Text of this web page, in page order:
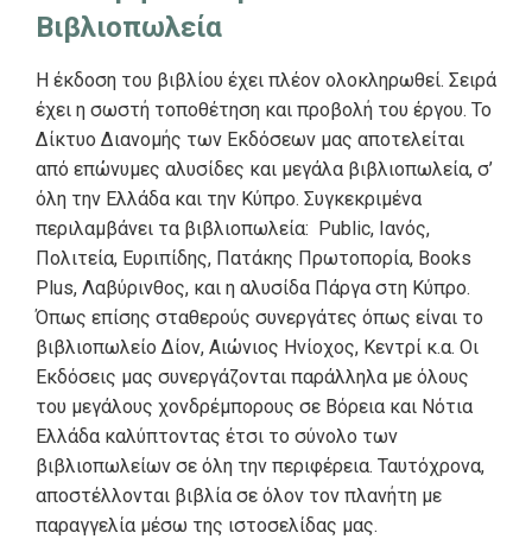
Βιβλιοπωλεία
Η έκδοση του βιβλίου έχει πλέον ολοκληρωθεί. Σειρά
έχει η σωστή τοποθέτηση και προβολή του έργου. Το
Δίκτυο Διανομής των Εκδόσεων μας αποτελείται
από επώνυμες αλυσίδες και μεγάλα βιβλιοπωλεία, σ’
όλη την Ελλάδα και την Κύπρο. Συγκεκριμένα
περιλαμβάνει τα βιβλιοπωλεία: Public, Ιανός,
Πολιτεία, Ευριπίδης, Πατάκης Πρωτοπορία, Books
Plus, Λαβύρινθος, και η αλυσίδα Πάργα στη Κύπρο.
Όπως επίσης σταθερούς συνεργάτες όπως είναι το
βιβλιοπωλείο Δίον, Αιώνιος Ηνίοχος, Κεντρί κ.α. Οι
Εκδόσεις μας συνεργάζονται παράλληλα με όλους
του μεγάλους χονδρέμπορους σε Βόρεια και Νότια
Ελλάδα καλύπτοντας έτσι το σύνολο των
βιβλιοπωλείων σε όλη την περιφέρεια. Ταυτόχρονα,
αποστέλλονται βιβλία σε όλον τον πλανήτη με
παραγγελία μέσω της ιστοσελίδας μας.